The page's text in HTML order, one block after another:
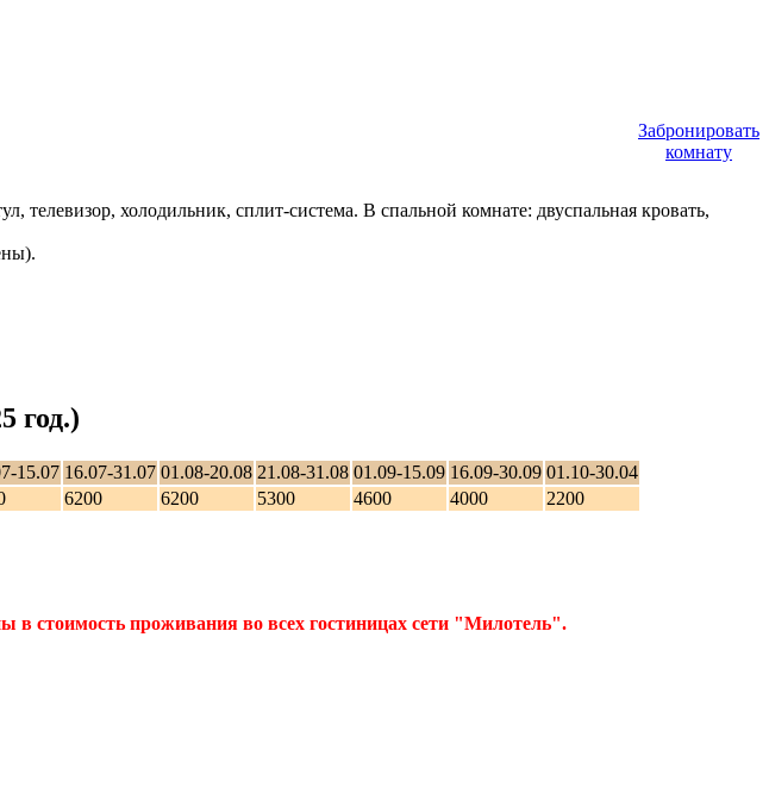
Забронировать
комнату
телевизор, холодильник, сплит-система. В спальной комнате: двуспальная кровать,
год.)
15.07 16.07-31.07 01.08-20.08 21.08-31.08 01.09-15.09 16.09-30.09 01.10-30.04
6200 6200 5300 4600 4000 2200
стоимость проживания во всех гостиницах сети "Милотель".